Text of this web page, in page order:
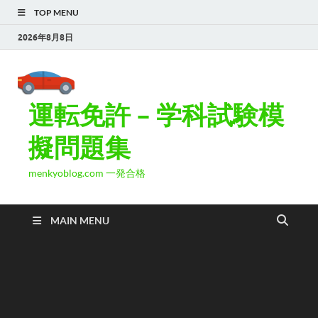
TOP MENU
2026年8月8日
運転免許 – 学科試験模
擬問題集
menkyoblog.com 一発合格
MAIN MENU